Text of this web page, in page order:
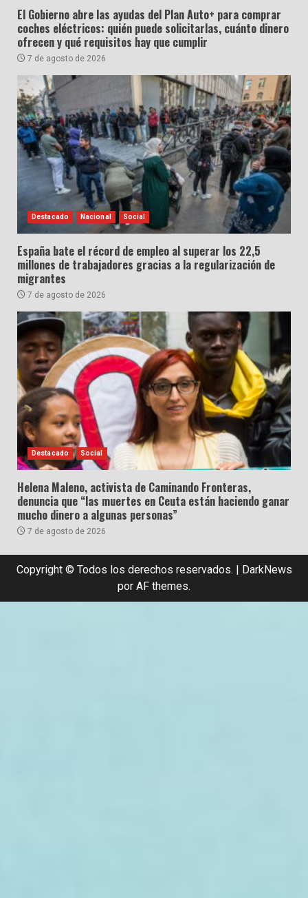
El Gobierno abre las ayudas del Plan Auto+ para comprar
coches eléctricos: quién puede solicitarlas, cuánto dinero
ofrecen y qué requisitos hay que cumplir
7 de agosto de 2026
Destacado Nacional Social
España bate el récord de empleo al superar los 22,5
millones de trabajadores gracias a la regularización de
migrantes
7 de agosto de 2026
Destacado Social
Helena Maleno, activista de Caminando Fronteras,
denuncia que “las muertes en Ceuta están haciendo ganar
mucho dinero a algunas personas”
7 de agosto de 2026
Copyright © Todos los derechos reservados. | DarkNews
por AF themes.